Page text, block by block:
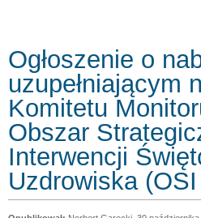
Ogłoszenie o
uzupełniającym
Komitetu
Obszar
Interwencji
Uzdrowiska